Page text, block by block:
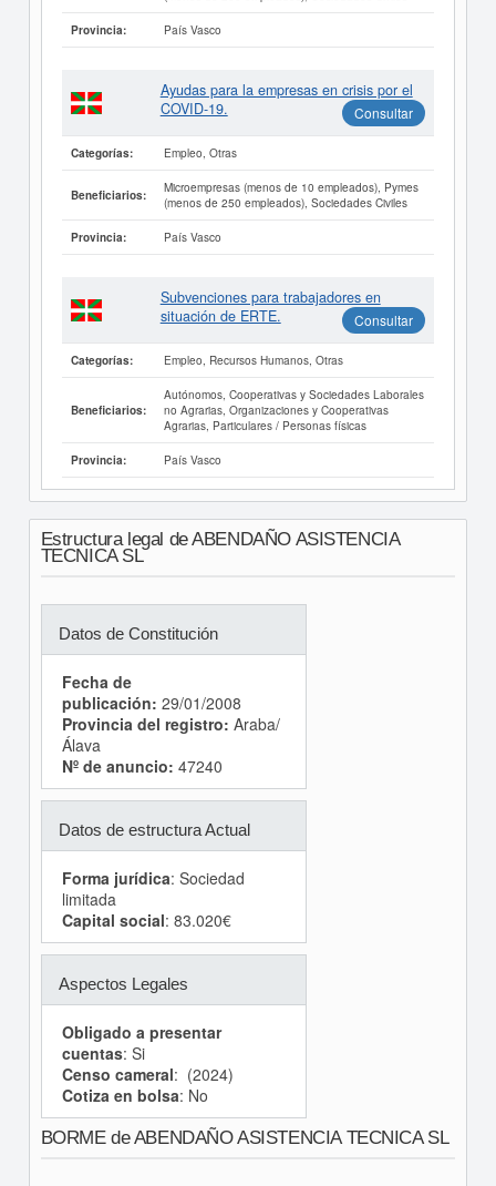
Provincia: País Vasco
Ayudas para la empresas en crisis por el
COVID-19.
Consultar
Categorías: Empleo, Otras
Beneficiarios:
Microempresas (menos de 10 empleados), Pymes
(menos de 250 empleados), Sociedades Civiles
Provincia: País Vasco
Subvenciones para trabajadores en
situación de ERTE.
Consultar
Categorías: Empleo, Recursos Humanos, Otras
Beneficiarios:
Autónomos, Cooperativas y Sociedades Laborales
no Agrarias, Organizaciones y Cooperativas
Agrarias, Particulares / Personas físicas
Provincia: País Vasco
Estructura legal de ABENDAÑO ASISTENCIA
TECNICA SL
Datos de Constitución
Fecha de
publicación: 29/01/2008
Provincia del registro: Araba/
Álava
Nº de anuncio: 47240
Datos de estructura Actual
Forma jurídica: Sociedad
limitada
Capital social: 83.020€
Aspectos Legales
Obligado a presentar
cuentas: Si
Censo cameral: (2024)
Cotiza en bolsa: No
BORME de ABENDAÑO ASISTENCIA TECNICA SL